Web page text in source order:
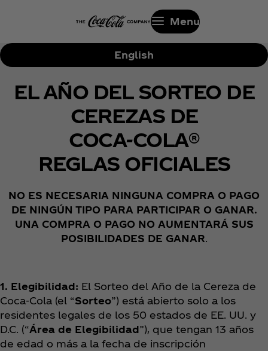
Menu
English
EL AÑO DEL SORTEO DE
CEREZAS DE
COCA-COLA®
REGLAS OFICIALES
NO ES NECESARIA NINGUNA COMPRA O PAGO
DE NINGÚN TIPO PARA PARTICIPAR O GANAR.
UNA COMPRA O PAGO NO AUMENTARÁ SUS
POSIBILIDADES DE GANAR.
1. Elegibilidad: El Sorteo del Año de la Cereza de
Coca‑Cola (el “Sorteo”) está abierto solo a los
residentes legales de los 50 estados de EE. UU. y
D.C. (“Área de Elegibilidad”), que tengan 13 años
de edad o más a la fecha de inscripción